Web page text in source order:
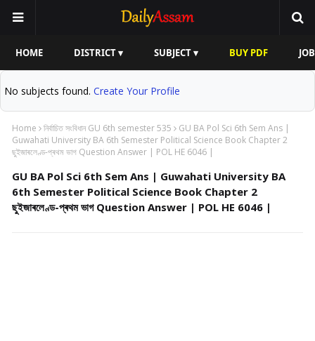
HOME DISTRICT ▾ SUBJECT ▾ BUY PDF
No subjects found. Create Your Profile
Home নিৰ্বাচিত সংবিধান GU 6th semester 535
GU BA Pol Sci 6th Sem Ans |
Guwahati University BA 6th Semester Political Science Book Chapter 2
ছুইজাৰলেণ্ড-প্ৰথম ভাগ Question Answer | POL HE 6046 |
GU BA Pol Sci 6th Sem Ans | Guwahati University BA
6th Semester Political Science Book Chapter 2
ছুইজাৰলেণ্ড-প্ৰথম ভাগ Question Answer | POL HE 6046 |